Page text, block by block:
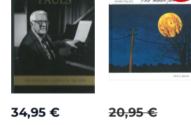
34,95 € 20,95 €